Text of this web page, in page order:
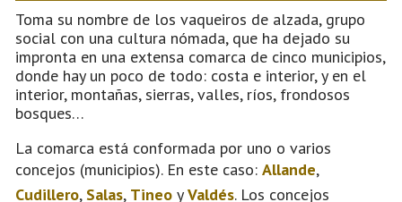
Toma su nombre de los vaqueiros de alzada, grupo
social con una cultura nómada, que ha dejado su
impronta en una extensa comarca de cinco municipios,
donde hay un poco de todo: costa e interior, y en el
interior, montañas, sierras, valles, ríos, frondosos
bosques…
La comarca está conformada por uno o varios
concejos (municipios). En este caso: Allande,
Cudillero, Salas, Tineo yValdés. Los concejos